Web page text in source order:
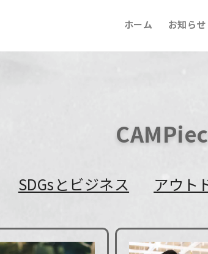
ホーム お知らせ
SDGsとビジネス アウト